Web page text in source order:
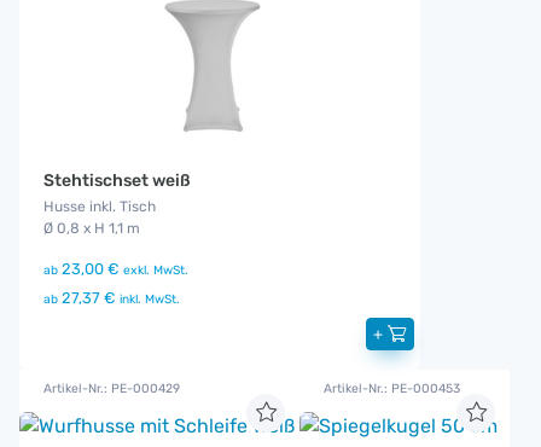
Stehtischset weiß
Husse inkl. Tisch
Ø 0,8 x H 1,1 m
ab 23,00 € exkl. MwSt.
ab 27,37 € inkl. MwSt.
+
Artikel-Nr.: PE-000429 Artikel-Nr.: PE-000453